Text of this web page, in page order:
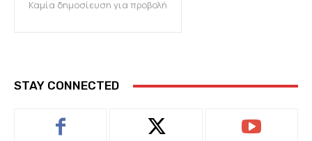
Καμία δημοσίευση για προβολή
STAY CONNECTED